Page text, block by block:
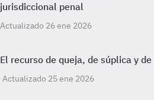
jurisdiccional penal
Actualizado 26 ene 2026
El recurso de queja, de súplica y
Actualizado 25 ene 2026